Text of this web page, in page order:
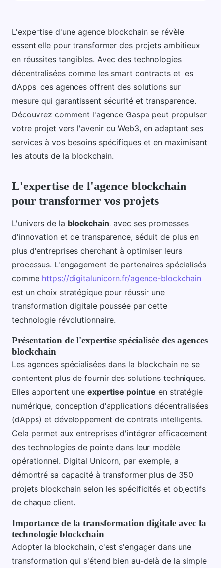
L'expertise d'une agence blockchain se révèle
essentielle pour transformer des projets ambitieux
en réussites tangibles. Avec des technologies
décentralisées comme les smart contracts et les
dApps, ces agences offrent des solutions sur
mesure qui garantissent sécurité et transparence.
Découvrez comment l'agence Gaspa peut propulser
votre projet vers l'avenir du Web3, en adaptant ses
services à vos besoins spécifiques et en maximisant
les atouts de la blockchain.
L'expertise de l'agence blockchain
pour transformer vos projets
L'univers de la blockchain, avec ses promesses
d'innovation et de transparence, séduit de plus en
plus d'entreprises cherchant à optimiser leurs
processus. L'engagement de partenaires spécialisés
comme https://digitalunicorn.fr/agence-blockchain
est un choix stratégique pour réussir une
transformation digitale poussée par cette
technologie révolutionnaire.
Présentation de l'expertise spécialisée des agences
blockchain
Les agences spécialisées dans la blockchain ne se
contentent plus de fournir des solutions techniques.
Elles apportent une expertise pointue en stratégie
numérique, conception d'applications décentralisées
(dApps) et développement de contrats intelligents.
Cela permet aux entreprises d'intégrer efficacement
des technologies de pointe dans leur modèle
opérationnel. Digital Unicorn, par exemple, a
démontré sa capacité à transformer plus de 350
projets blockchain selon les spécificités et objectifs
de chaque client.
Importance de la transformation digitale avec la
technologie blockchain
Adopter la blockchain, c'est s'engager dans une
transformation qui s'étend bien au-delà de la simple